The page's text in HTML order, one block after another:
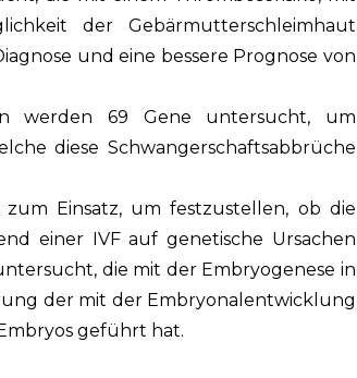
der Gebärmutterschleimhaut
und eine bessere Prognose von
werden 69 Gene untersucht, um
diese Schwangerschaftsabbrüche
zum Einsatz, um festzustellen, ob die
einer IVF auf genetische Ursachen
die mit der Embryogenese in
der mit der Embryonalentwicklung
geführt hat.